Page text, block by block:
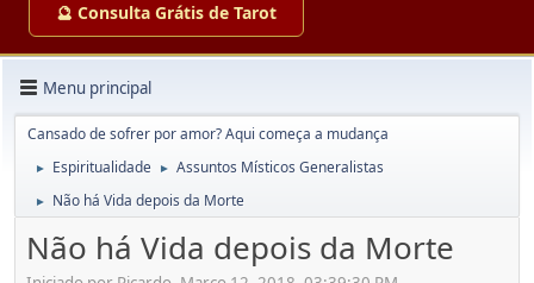
🔮 Consulta Grátis de Tarot
Menu principal
Cansado de sofrer por amor? Aqui começa a mudança
► Espiritualidade ► Assuntos Místicos Generalistas
► Não há Vida depois da Morte
Não há Vida depois da Morte